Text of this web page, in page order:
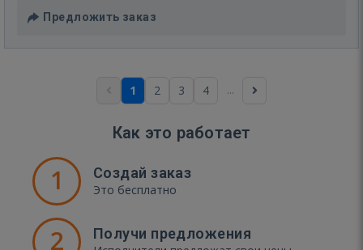
Предложить заказ
1 2 3 4 ...
Как это работает
1 Создай заказ
Это бесплатно
2 Получи предложения